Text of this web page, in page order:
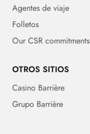
Agentes de viaje
Folletos
Our CSR commitments
OTROS SITIOS
Casino Barrière
Grupo Barrière